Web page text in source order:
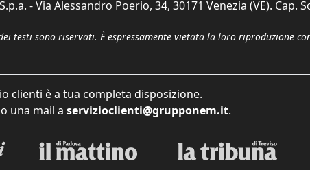
- Via Alessandro Poerio, 34, 30171 Venezia (VE). Cap.
testi sono riservati. È espressamente vietata la loro riproduzione
clienti è a tua completa disposizione.
una mail a servizioclienti@grupponem.it.